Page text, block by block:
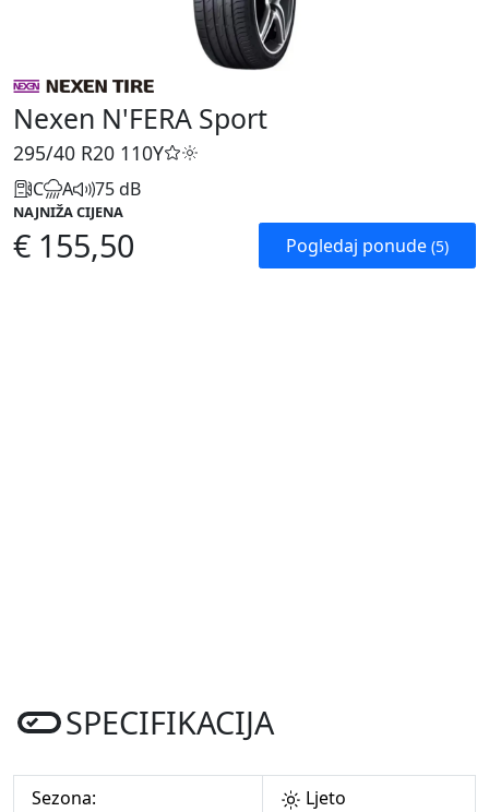
Nexen N'FERA Sport
295/40 R20 110Y
C A 75 dB
NAJNIŽA CIJENA
€ 155,50 Pogledaj ponude (5)
SPECIFIKACIJA
Sezona:
Ljeto